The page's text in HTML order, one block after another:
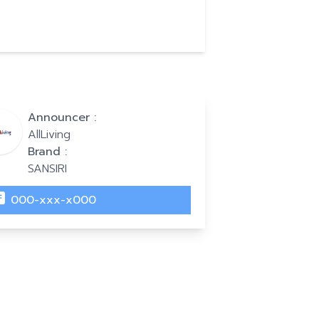
Announcer :
AllLiving
Brand :
SANSIRI
000-xxx-x000